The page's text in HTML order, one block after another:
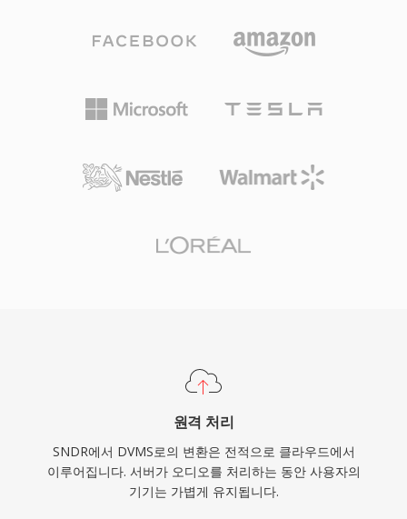
원격 처리
SNDR에서 DVMS로의 변환은 전적으로 클라우드에서
이루어집니다. 서버가 오디오를 처리하는 동안 사용자의
기기는 가볍게 유지됩니다.